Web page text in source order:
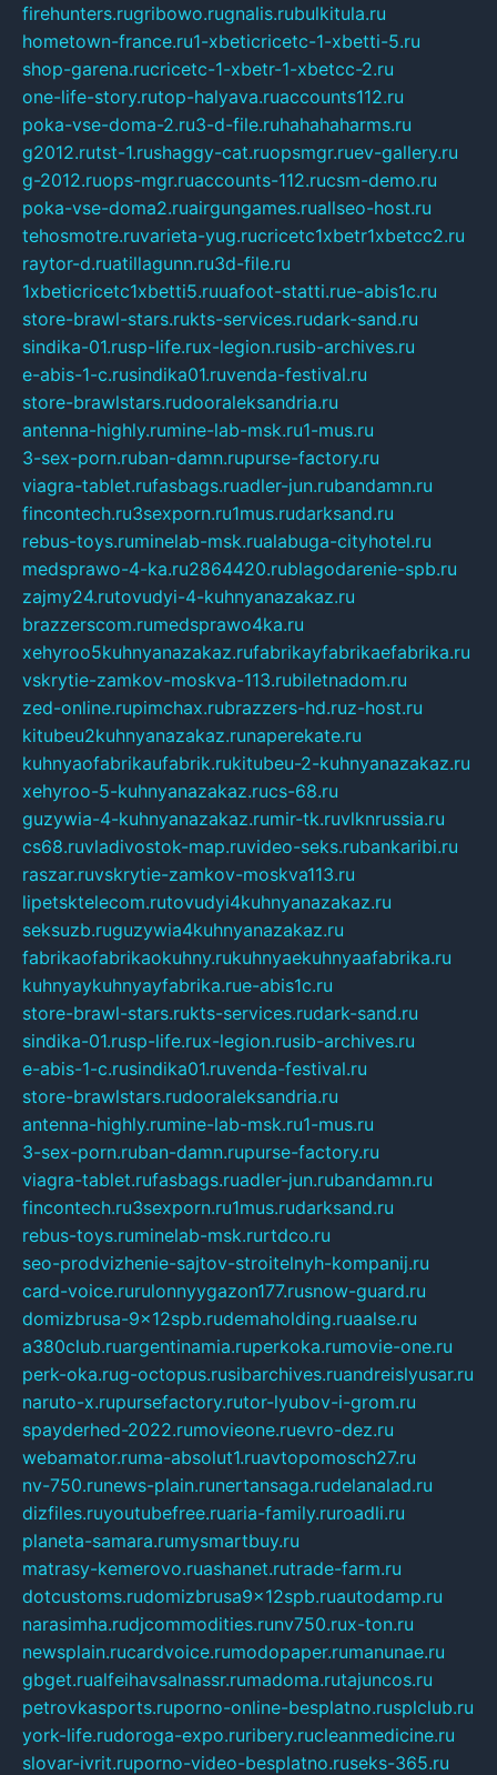
firehunters.rugribowo.rugnalis.rubulkitula.ru
hometown-france.ru1-xbeticricetc-1-xbetti-5.ru
shop-garena.rucricetc-1-xbetr-1-xbetcc-2.ru
one-life-story.rutop-halyava.ruaccounts112.ru
poka-vse-doma-2.ru3-d-file.ruhahahaharms.ru
g2012.rutst-1.rushaggy-cat.ruopsmgr.ruev-gallery.ru
g-2012.ruops-mgr.ruaccounts-112.rucsm-demo.ru
poka-vse-doma2.ruairgungames.ruallseo-host.ru
tehosmotre.ruvarieta-yug.rucricetc1xbetr1xbetcc2.ru
raytor-d.ruatillagunn.ru3d-file.ru
1xbeticricetc1xbetti5.ruuafoot-statti.rue-abis1c.ru
store-brawl-stars.rukts-services.rudark-sand.ru
sindika-01.rusp-life.rux-legion.rusib-archives.ru
e-abis-1-c.rusindika01.ruvenda-festival.ru
store-brawlstars.rudooraleksandria.ru
antenna-highly.rumine-lab-msk.ru1-mus.ru
3-sex-porn.ruban-damn.rupurse-factory.ru
viagra-tablet.rufasbags.ruadler-jun.rubandamn.ru
fincontech.ru3sexporn.ru1mus.rudarksand.ru
rebus-toys.ruminelab-msk.rualabuga-cityhotel.ru
medsprawo-4-ka.ru2864420.rublagodarenie-spb.ru
zajmy24.rutovudyi-4-kuhnyanazakaz.ru
brazzerscom.rumedsprawo4ka.ru
xehyroo5kuhnyanazakaz.rufabrikayfabrikaefabrika.ru
vskrytie-zamkov-moskva-113.rubiletnadom.ru
zed-online.rupimchax.rubrazzers-hd.ruz-host.ru
kitubeu2kuhnyanazakaz.runaperekate.ru
kuhnyaofabrikaufabrik.rukitubeu-2-kuhnyanazakaz.ru
xehyroo-5-kuhnyanazakaz.rucs-68.ru
guzywia-4-kuhnyanazakaz.rumir-tk.ruvlknrussia.ru
cs68.ruvladivostok-map.ruvideo-seks.rubankaribi.ru
raszar.ruvskrytie-zamkov-moskva113.ru
lipetsktelecom.rutovudyi4kuhnyanazakaz.ru
seksuzb.ruguzywia4kuhnyanazakaz.ru
fabrikaofabrikaokuhny.rukuhnyaekuhnyaafabrika.ru
kuhnyaykuhnyayfabrika.rue-abis1c.ru
store-brawl-stars.rukts-services.rudark-sand.ru
sindika-01.rusp-life.rux-legion.rusib-archives.ru
e-abis-1-c.rusindika01.ruvenda-festival.ru
store-brawlstars.rudooraleksandria.ru
antenna-highly.rumine-lab-msk.ru1-mus.ru
3-sex-porn.ruban-damn.rupurse-factory.ru
viagra-tablet.rufasbags.ruadler-jun.rubandamn.ru
fincontech.ru3sexporn.ru1mus.rudarksand.ru
rebus-toys.ruminelab-msk.rurtdco.ru
seo-prodvizhenie-sajtov-stroitelnyh-kompanij.ru
card-voice.rurulonnyygazon177.rusnow-guard.ru
domizbrusa-9x12spb.rudemaholding.ruaalse.ru
a380club.ruargentinamia.ruperkoka.rumovie-one.ru
perk-oka.rug-octopus.rusibarchives.ruandreislyusar.ru
naruto-x.rupursefactory.rutor-lyubov-i-grom.ru
spayderhed-2022.rumovieone.ruevro-dez.ru
webamator.ruma-absolut1.ruavtopomosch27.ru
nv-750.runews-plain.runertansaga.rudelanalad.ru
dizfiles.ruyoutubefree.ruaria-family.ruroadli.ru
planeta-samara.rumysmartbuy.ru
matrasy-kemerovo.ruashanet.rutrade-farm.ru
dotcustoms.rudomizbrusa9x12spb.ruautodamp.ru
narasimha.rudjcommodities.runv750.rux-ton.ru
newsplain.rucardvoice.rumodopaper.rumanunae.ru
gbget.rualfeihavsalnassr.rumadoma.rutajuncos.ru
petrovkasports.ruporno-online-besplatno.rusplclub.ru
york-life.rudoroga-expo.ruribery.rucleanmedicine.ru
slovar-ivrit.ruporno-video-besplatno.ruseks-365.ru